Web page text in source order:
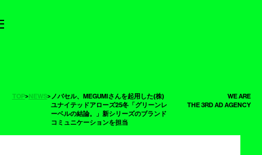
TOP>NEWS>ノバセル、MEGUMIさんを起用した(株)
ユナイテッドアローズ25冬「グリーンレ
ーベルの結論。」新シリーズのブランド
コミュニケーションを担当
WE ARE
THE 3RD AD AGENCY